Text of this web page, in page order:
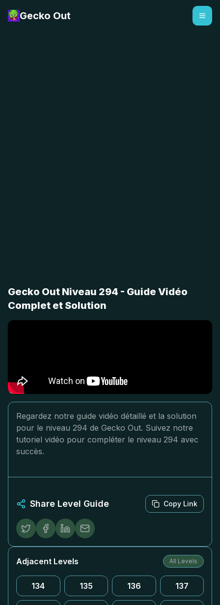
Gecko Out
Gecko Out Niveau 294 - Guide Vidéo
Complet et Solution
Regardez notre guide vidéo détaillé et la solution
pour le niveau 294 de Gecko Out. Suivez notre
tutoriel vidéo pour compléter le niveau 294 avec
succès.
Share Level Guide Copy Link
Adjacent Levels All Levels
134 135 136 137